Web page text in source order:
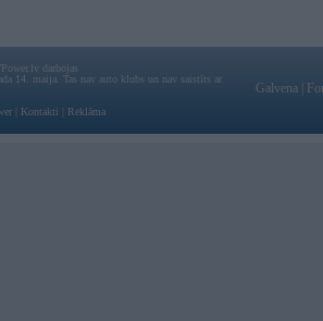
darbojas
14. maija. Tas nav auto klubs un nav saistīts ar
Kontakti Reklāma
Galvena